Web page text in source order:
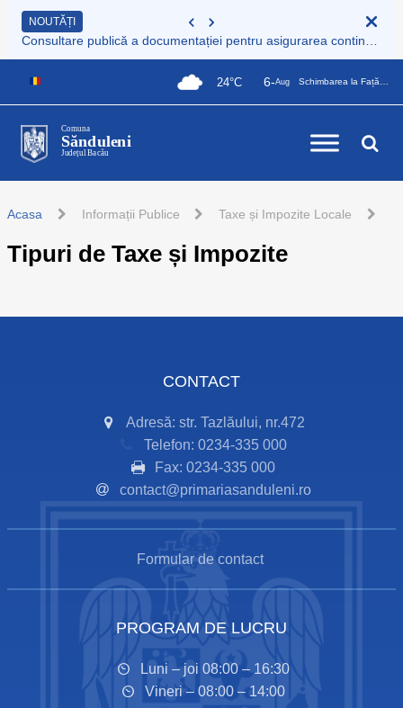
NOUTĂȚI
24°C 6-Aug
Comuna
Sănduleni
Județul Bacău
Acasa Informații Publice Taxe și Impozite Locale
Tipuri de Taxe și Impozite
CONTACT
Adresă: str. Tazlăului, nr.472
Telefon: 0234-335 000
Fax: 0234-335 000
contact@primariasanduleni.ro
Formular de contact
PROGRAM DE LUCRU
Luni – joi 08:00 – 16:30
Vineri – 08:00 – 14:00